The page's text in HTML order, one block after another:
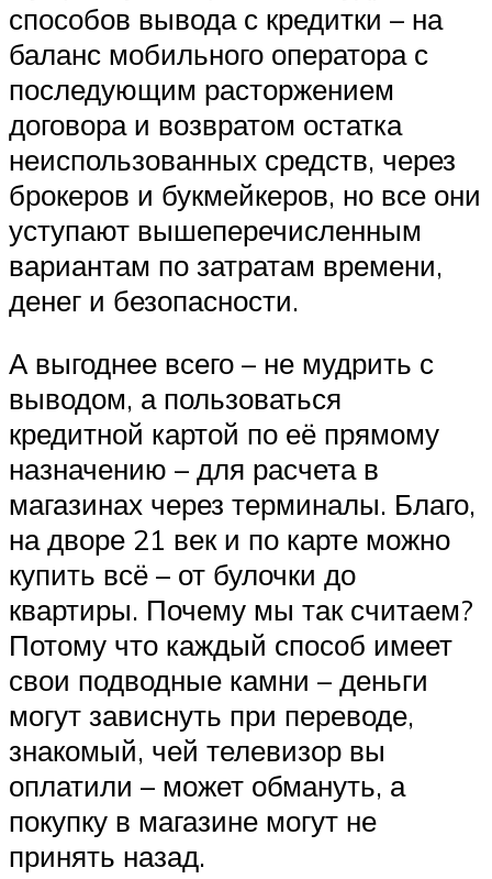
способов вывода с кредитки – на
баланс мобильного оператора с
последующим расторжением
договора и возвратом остатка
неиспользованных средств, через
брокеров и букмейкеров, но все они
уступают вышеперечисленным
вариантам по затратам времени,
денег и безопасности.
А выгоднее всего – не мудрить с
выводом, а пользоваться
кредитной картой по её прямому
назначению – для расчета в
магазинах через терминалы. Благо,
на дворе 21 век и по карте можно
купить всё – от булочки до
квартиры. Почему мы так считаем?
Потому что каждый способ имеет
свои подводные камни – деньги
могут зависнуть при переводе,
знакомый, чей телевизор вы
оплатили – может обмануть, а
покупку в магазине могут не
принять назад.